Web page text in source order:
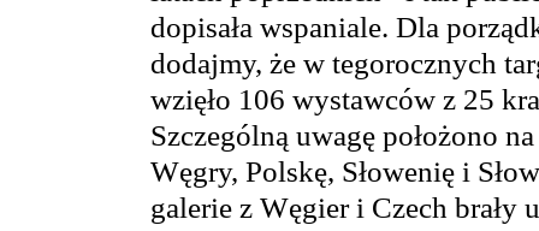
dopisała wspaniale. Dla
dodajmy, że w tegorocznych
wzięło 106 wystawców z 25
Szczególną uwagę położono
Węgry, Polskę, Słowenię i
galerie z Węgier i Czech brały